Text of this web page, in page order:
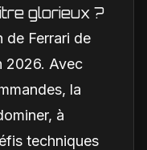
glorieux ?
de Ferrari de
2026. Avec
la
à
techniques